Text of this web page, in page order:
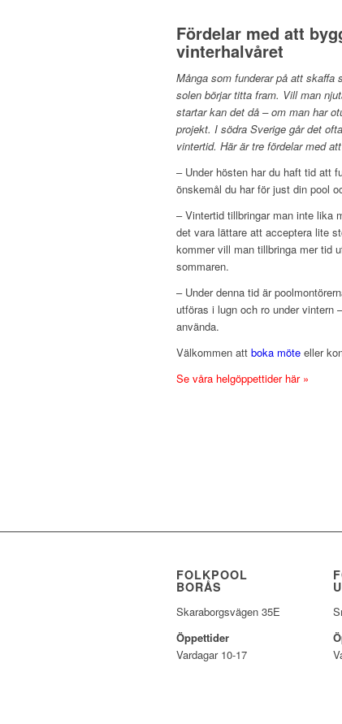
Fördelar med att
vinterhalvåret
Många som funderar på att skaffa
solen börjar titta fram. Vill man
startar kan det då – om man har
projekt. I södra Sverige går det
vintertid. Här är tre fördelar med
– Under hösten har du haft tid att
önskemål du har för just din pool
– Vintertid tillbringar man inte lika
det vara lättare att acceptera lite
kommer vill man tillbringa mer tid
sommaren.
– Under denna tid är
utföras i lugn och ro under vintern
använda.
Välkommen att boka möte eller
Se våra helgöppettider här »
FOLKPOOL
BORÅS
Skaraborgsvägen 35E
Öppettider
Vardagar 10-17